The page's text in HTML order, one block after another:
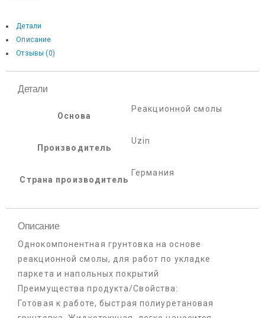
Детали
Описание
Отзывы (0)
Детали
Основа
Реакционной смолы
Производитель
Uzin
Страна производитель
Германия
Описание
Однокомпонентная грунтовка на основе
реакционной смолы, для работ по укладке
паркета и напольных покрытий
Преимущества продукта/Свойства:
Готовая к работе, быстрая полиуретановая